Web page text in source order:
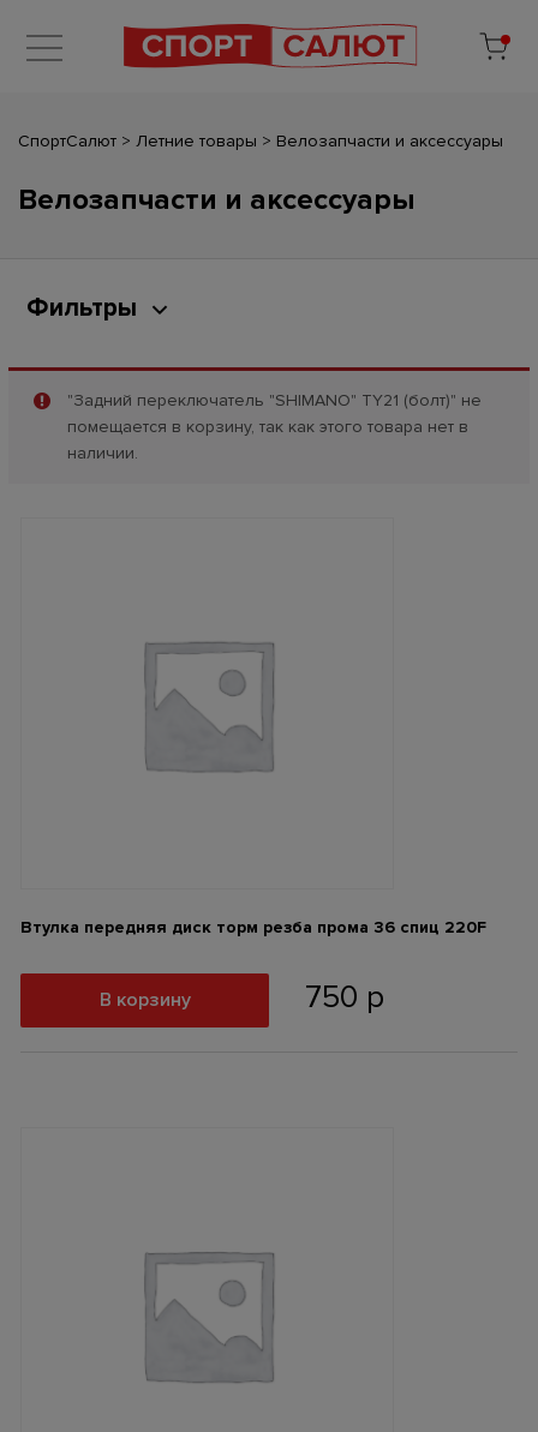
СпортСалют > Летние товары > Велозапчасти и аксессуары
Велозапчасти и аксессуары
Фильтры
"Задний переключатель "SHIMANO" ТY21 (болт)" не
помещается в корзину, так как этого товара нет в
наличии.
Втулка передняя диск торм резба прома 36 спиц 220F
750 р
В корзину